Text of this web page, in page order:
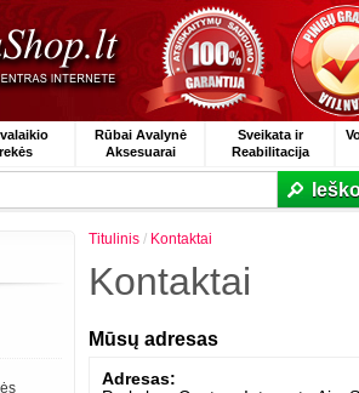
Rūbai Avalynė
Aksesuarai
Sveikata ir
Reabilitacija
Titulinis / Kontaktai
Kontaktai
Mūsų adresas
Adresas: